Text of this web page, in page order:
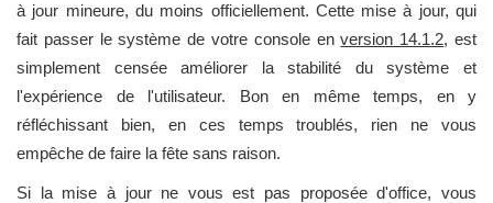
à jour mineure, du moins officiellement. Cette mise à jour, qui
fait passer le système de votre console enversion 14.1.2, est
simplement censée améliorer la stabilité du système et
l'expérience de l'utilisateur. Bon en même temps, en y
réfléchissant bien, en ces temps troublés, rien ne vous
empêche de faire la fête sans raison.
Si la mise à jour ne vous est pas proposée d'office, vous